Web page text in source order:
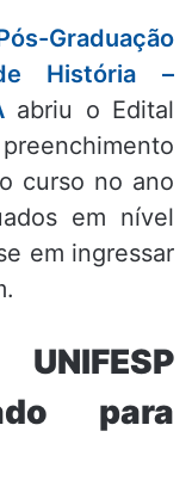
Graduação
História –
abriu o Edital
curso no ano
em nível
em ingressar
para